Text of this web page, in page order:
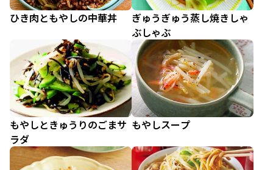
ひき肉ともやしの中華丼
ぎゅうぎゅう蒸し焼きしゃ
ぶしゃぶ
もやしときゅうりのごまサ
ラダ
もやしスープ